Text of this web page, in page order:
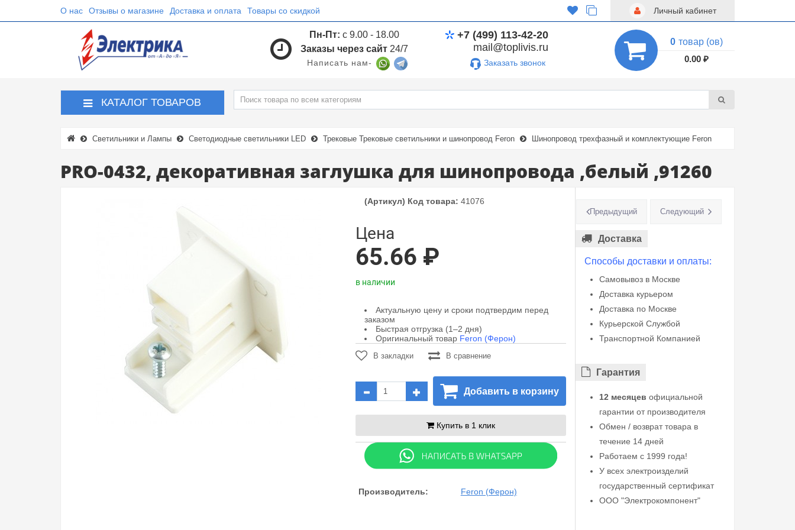
О нас Отзывы о магазине Доставка и оплата Товары со скидкой Личный кабинет
Пн-Пт: с 9.00 - 18.00
Заказы через сайт 24/7
Написать нам-
+7 (499) 113-42-20
mail@toplivis.ru
Заказать звонок
0 товар (ов)
0.00 ₽
КАТАЛОГ ТОВАРОВ
Светильники и Лампы Светодиодные светильники LED Трековые Трековые светильники и шинопровод Feron Шинопровод трехфазный и комплектующие Feron
PRO-0432, декоративная заглушка для шинопровода ,белый ,91260
(Артикул) Код товара: 41076
Цена
65.66 ₽
в наличии
Актуальную цену и сроки подтвердим перед
заказом
Быстрая отгрузка (1–2 дня)
Оригинальный товар Feron (Ферон)
В закладки В сравнение
Добавить в корзину
Купить в 1 клик
Производитель: Feron (Ферон)
Предыдущий Следующий
Доставка
Способы доставки и оплаты:
Самовывоз в Москве
Доставка курьером
Доставка по Москве
Курьерской Службой
Транспортной Компанией
Гарантия
12 месяцев официальной
гарантии от производителя
Обмен / возврат товара в
течение 14 дней
Работаем с 1999 года!
У всех электроизделий
государственный сертификат
ООО "Электрокомпонент"